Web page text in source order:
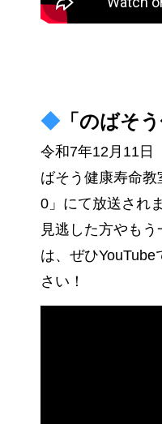
◆「のばそう
令和7年12月11日
ばそう健康寿命
0」にて放送され
見逃した方やも
は、ぜひ
さい！